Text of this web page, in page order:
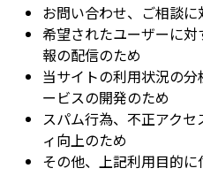
お問い合わせ、ご相談
希望されたユーザーに
報の配信のため
当サイトの利用状況の
ービスの開発のため
スパム行為、不正アク
ィ向上のため
その他、上記利用目的